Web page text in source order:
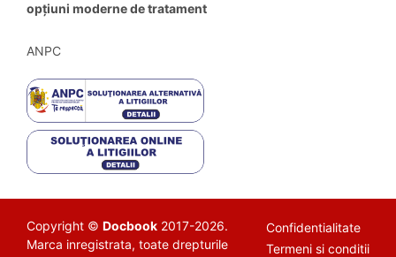
opțiuni moderne de tratament
ANPC
Copyright © Docbook 2017-2026.
Marca inregistrata, toate drepturile
Confidentialitate
Termeni si conditii